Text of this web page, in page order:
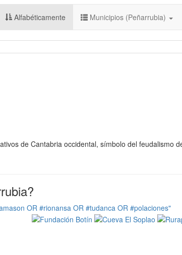
Alfabéticamente Municipios (Peñarrubia)
de Cantabria occidental, símbolo del feudalismo
OR #rionansa OR #tudanca OR #polaciones"